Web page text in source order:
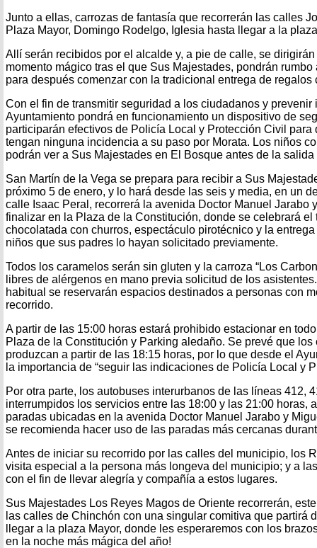
Junto a ellas, carrozas de fantasía que recorrerán las calles
Plaza Mayor, Domingo Rodelgo, Iglesia hasta llegar a la
Allí serán recibidos por el alcalde y, a pie de calle, se
momento mágico tras el que Sus Majestades, pondrán
para después comenzar con la tradicional entrega de regalos
Con el fin de transmitir seguridad a los ciudadanos y prevenir
Ayuntamiento pondrá en funcionamiento un dispositivo de
participarán efectivos de Policía Local y Protección Civil para
tengan ninguna incidencia a su paso por Morata. Los niños
podrán ver a Sus Majestades en El Bosque antes de la
San Martín de la Vega se prepara para recibir a Sus
próximo 5 de enero, y lo hará desde las seis y media, en un
calle Isaac Peral, recorrerá la avenida Doctor Manuel Jarabo
finalizar en la Plaza de la Constitución, donde se celebrará
chocolatada con churros, espectáculo pirotécnico y la
niños que sus padres lo hayan solicitado previamente.
Todos los caramelos serán sin gluten y la carroza “Los
libres de alérgenos en mano previa solicitud de los
habitual se reservarán espacios destinados a personas con
recorrido.
A partir de las 15:00 horas estará prohibido estacionar en
Plaza de la Constitución y Parking aledaño. Se prevé que los
produzcan a partir de las 18:15 horas, por lo que desde el
la importancia de “seguir las indicaciones de Policía Local y
Por otra parte, los autobuses interurbanos de las líneas 412,
interrumpidos los servicios entre las 18:00 y las 21:00 horas,
paradas ubicadas en la avenida Doctor Manuel Jarabo y
se recomienda hacer uso de las paradas más cercanas
Antes de iniciar su recorrido por las calles del municipio, los
visita especial a la persona más longeva del municipio; y a
con el fin de llevar alegría y compañía a estos lugares.
Sus Majestades Los Reyes Magos de Oriente recorrerán,
las calles de Chinchón con una singular comitiva que partirá
llegar a la plaza Mayor, donde les esperaremos con los
en la noche más mágica del año!